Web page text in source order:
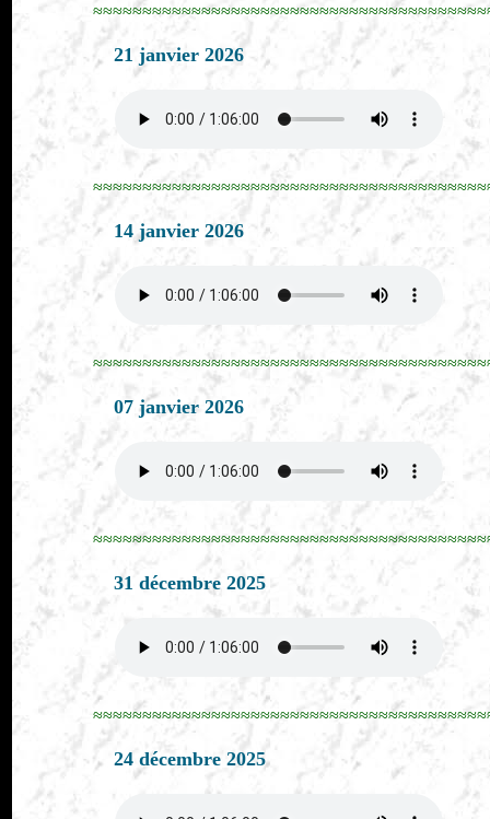
21 janvier 2026
14 janvier 2026
07 janvier 2026
31 décembre 2025
24 décembre 2025